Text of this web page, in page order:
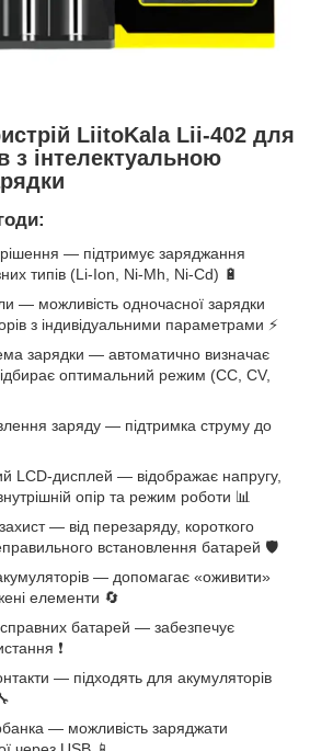
LiitoKala Lii-402 для
з інтелектуальною
— підтримує заряджання
типів (Li-Ion, Ni-Mh, Ni-Cd) 🔋
— можливість одночасної зарядки
з індивідуальними параметрами ⚡
зарядки — автоматично визначає
оптимальний режим (CC, CV,
заряду — підтримка струму до
LCD-дисплей — відображає напругу,
опір та режим роботи 📊
— від перезаряду, короткого
встановлення батарей 🛡️
— допомагає «оживити»
елементи 🔄
батарей — забезпечує
❗
— підходять для акумуляторів
— можливість заряджати